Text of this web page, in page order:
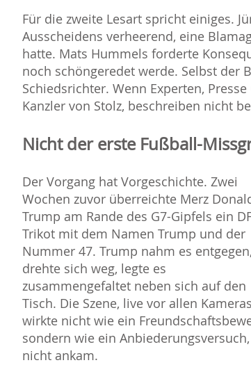
Für die zweite Lesart spricht einiges.
Ausscheidens verheerend, eine
hatte. Mats Hummels forderte
noch schöngeredet werde. Selbst
Schiedsrichter. Wenn Experten,
Kanzler von Stolz, beschreiben nicht
Nicht der erste Fußball-
Der Vorgang hat Vorgeschichte. Zwei
Wochen zuvor überreichte Merz
Trump am Rande des G7-Gipfels ein
Trikot mit dem Namen Trump und der
Nummer 47. Trump nahm es entgegen,
drehte sich weg, legte es
zusammengefaltet neben sich auf den
Tisch. Die Szene, live vor allen
wirkte nicht wie ein
sondern wie ein
nicht ankam.